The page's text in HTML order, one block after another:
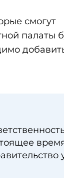
смогут
палаты